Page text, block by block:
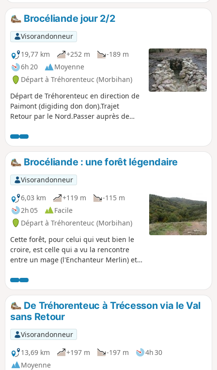
Brocéliande jour 2/2
Visorandonneur
19,77 km
+252 m
-189 m
6h 20
Moyenne
Départ à Tréhorenteuc (Morbihan)
Départ de Tréhorenteuc en direction de
Paimont (digiding don don).Trajet
Retour par le Nord.Passer auprès de
Brocéliande : une forêt légendaire
Visorandonneur
6,03 km
+119 m
-115 m
2h 05
Facile
Départ à Tréhorenteuc (Morbihan)
Cette forêt, pour celui qui veut bien le
croire, est celle qui a vu la rencontre
entre un mage (l'Enchanteur Merlin) et
randonneur, elle est aussi le lieu de
rencontre des chevaliers d'Arthur autour
de la Table Ronde. Enfin, le promeneur
verra-t-il les fées qui se mirent dans
l'eau ? avant de rencontrer la Fée
Morgane qui enferme dans une prison
d'air impénétrable (le Val sans Retour)
tous les chevaliers infidèles à leur
serment d'amour. Vaste programme.
De Tréhorenteuc à Trécesson via le Val
sans Retour
Visorandonneur
13,69 km
+197 m -197 m
4h 30
Moyenne